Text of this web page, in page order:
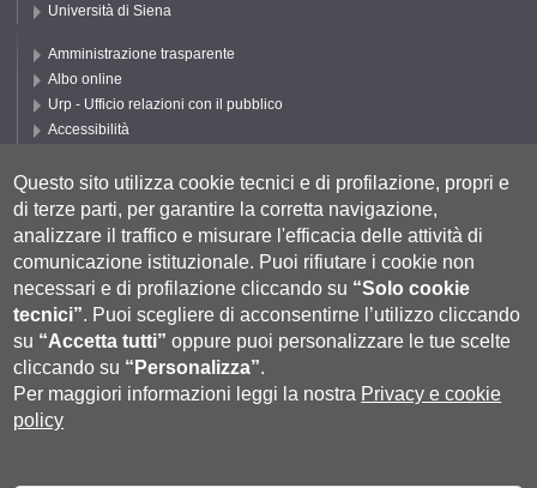
Università di Siena
Amministrazione trasparente
Albo online
Urp - Ufficio relazioni con il pubblico
Accessibilità
Cookie settings
Segui DEPS
Questo sito utilizza cookie tecnici e di profilazione, propri e
di terze parti, per garantire la corretta navigazione,
analizzare il traffico e misurare l'efficacia delle attività di
comunicazione istituzionale. Puoi rifiutare i cookie non
necessari e di profilazione cliccando su “Solo cookie
tecnici”. Puoi scegliere di acconsentirne l’utilizzo cliccando
su “Accetta tutti” oppure puoi personalizzare le tue scelte
cliccando su “Personalizza”.
Per maggiori informazioni leggi la nostra Privacy e cookie
policy